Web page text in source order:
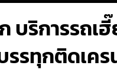
ริการรถเ
รรทุกติดเค